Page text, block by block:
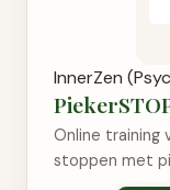
InnerZen
Online training
stoppen met